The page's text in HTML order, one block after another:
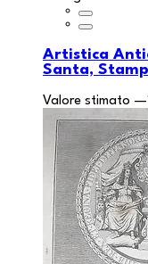
Artistica
Santa,
Valore stimato —